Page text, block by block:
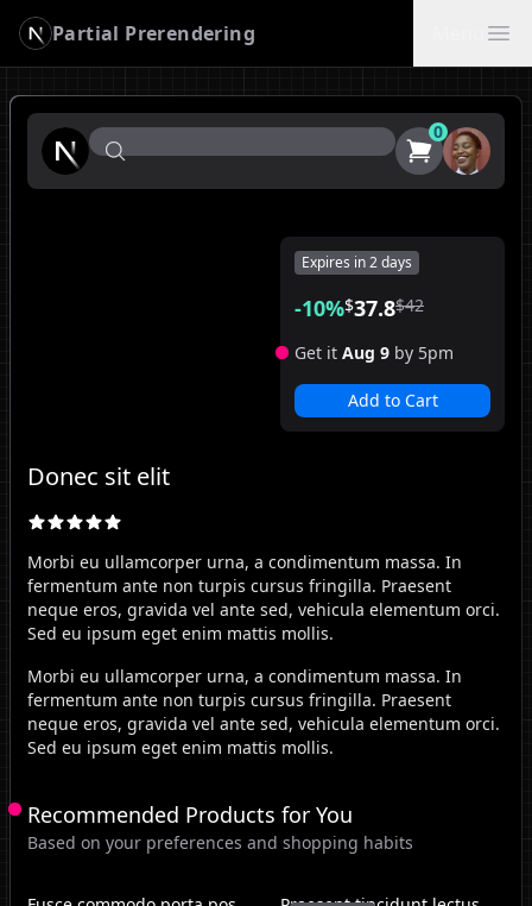
Partial Prerendering
0
Expires in2 days
-10%$37.8$42
Get it Aug 9 by 5pm
Add to Cart
Donec sit elit
Morbi eu ullamcorper urna, a condimentum massa. In
fermentum ante non turpis cursus fringilla. Praesent
neque eros, gravida vel ante sed, vehicula elementum orci.
Sed eu ipsum eget enim mattis mollis.
Morbi eu ullamcorper urna, a condimentum massa. In
fermentum ante non turpis cursus fringilla. Praesent
neque eros, gravida vel ante sed, vehicula elementum orci.
Sed eu ipsum eget enim mattis mollis.
Recommended Products for You
Based on your preferences and shopping habits